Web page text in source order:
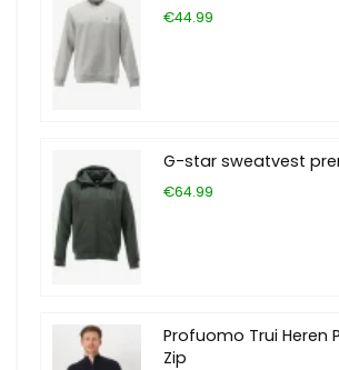
€44.99
G-star sweatvest
€64.99
Profuomo Trui Heren
Zip